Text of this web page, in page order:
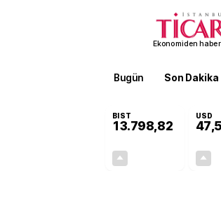
Ekonomiden
Bugün Son Dakika
BIST
13.798,82
USD